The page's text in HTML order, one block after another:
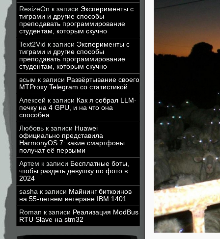
ResizeOn к записи Эксперименты с
тиграми и другие способы
преподавать программирование
студентам, которым скучно
Text2Vid к записи Эксперименты с
тиграми и другие способы
преподавать программирование
студентам, которым скучно
всым к записи Развёртывание своего
MTProxy Telegram со статистикой
Алексей к записи Как я собрал LLM-
печку на 4 GPU, и на что она
способна
Любовь к записи Huawei
официально представила
HarmonyOS 7: какие смартфоны
получат её первыми
Артем к записи Бесплатные боты,
чтобы раздеть девушку по фото в
2024
sasha к записи Майнинг биткоинов
на 55-летнем ветеране IBM 1401
Roman к записи Реализация ModBus
RTU Slave на stm32